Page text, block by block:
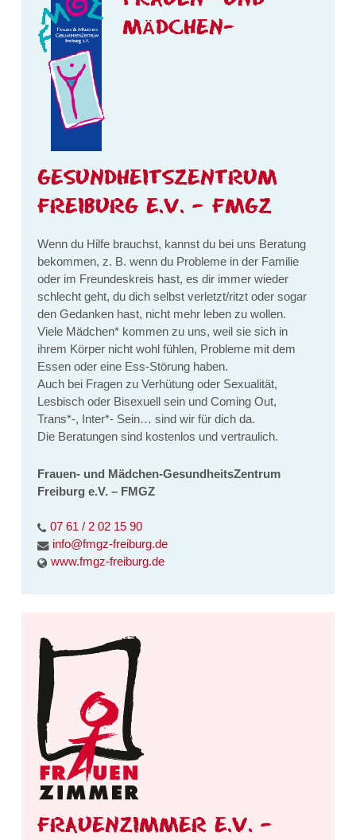
MÄDCHEN-
GESUNDHEITSZENTRUM
FREIBURG E.V. – FMGZ
Wenn du Hilfe brauchst, kannst du bei uns Beratung
bekommen, z. B. wenn du Probleme in der Familie
oder im Freundeskreis hast, es dir immer wieder
schlecht geht, du dich selbst verletzt/ritzt oder sogar
den Gedanken hast, nicht mehr leben zu wollen.
Viele Mädchen* kommen zu uns, weil sie sich in
ihrem Körper nicht wohl fühlen, Probleme mit dem
Essen oder eine Ess-Störung haben.
Auch bei Fragen zu Verhütung oder Sexualität,
Lesbisch oder Bisexuell sein und Coming Out,
Trans*-, Inter*- Sein… sind wir für dich da.
Die Beratungen sind kostenlos und vertraulich.
Frauen- und Mädchen-GesundheitsZentrum
Freiburg e.V. – FMGZ
07 61 / 2 02 15 90
info@fmgz-freiburg.de
www.fmgz-freiburg.de
FRAUENZIMMER E.V. –